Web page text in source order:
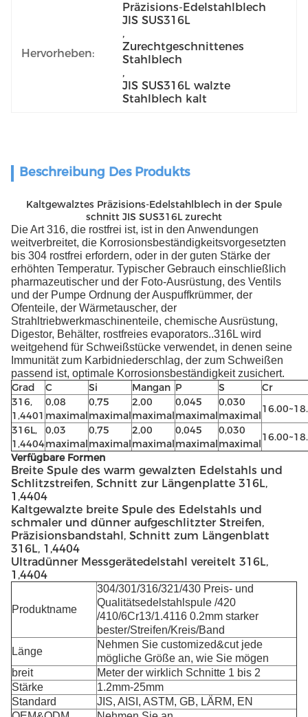
Hervorheben:
Präzisions-Edelstahlblech
JIS SUS316L
,
Zurechtgeschnittenes
Stahlblech
,
JIS SUS316L walzte
Stahlblech kalt
Beschreibung Des Produkts
Kaltgewalztes Präzisions-Edelstahlblech in der Spule
schnitt JIS SUS316L zurecht
Die Art 316, die rostfrei ist, ist in den Anwendungen
weitverbreitet, die Korrosionsbeständigkeitsvorgesetzten
bis 304 rostfrei erfordern, oder in der guten Stärke der
erhöhten Temperatur. Typischer Gebrauch einschließlich
pharmazeutischer und der Foto-Ausrüstung, des Ventils
und der Pumpe Ordnung der Auspuffkrümmer, der
Ofenteile, der Wärmetauscher, der
Strahltriebwerkmaschinenteile, chemische Ausrüstung,
Digestor, Behälter, rostfreies evaporators..316L wird
weitgehend für Schweißstücke verwendet, in denen seine
Immunität zum Karbidniederschlag, der zum Schweißen
passend ist, optimale Korrosionsbeständigkeit zusichert.
Grad C Si Mangan P S
Cr
316,
1,4401
0,08
maximal
0,75
maximal
2,00
maximal
0,045
maximal
0,030
maximal
316L,
1,4404
0,03
maximal
0,75
maximal
2,00
maximal
0,045
maximal
0,030
maximal
Verfügbare Formen
Breite Spule des warm gewalzten Edelstahls und
Schlitzstreifen, Schnitt zur Längenplatte 316L,
1,4404
Kaltgewalzte breite Spule des Edelstahls und
schmaler und dünner aufgeschlitzter Streifen,
Präzisionsbandstahl, Schnitt zum Längenblatt
316L, 1,4404
Ultradünner Messgerätedelstahl vereitelt 316L,
1,4404
Produktname
304/301/316/321/430 Preis- und
Qualitätsedelstahlspule /420
/410/6Cr13/1.4116 0.2mm starker
bester/Streifen/Kreis/Band
Länge
Nehmen Sie customized&cut jede
mögliche Größe an, wie Sie mögen
breit
Meter der wirklich Schnitte 1 bis 2
Stärke
1.2mm-25mm
Standard
JIS, AISI, ASTM, GB, LÄRM, EN